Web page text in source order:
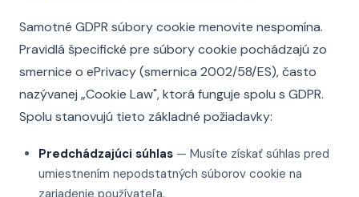
Samotné GDPR súbory cookie menovite nespomína.
Pravidlá špecifické pre súbory cookie pochádzajú zo
smernice o ePrivacy (smernica 2002/58/ES), často
nazývanej „Cookie Law", ktorá funguje spolu s GDPR.
Spolu stanovujú tieto základné požiadavky:
Predchádzajúci súhlas — Musíte získať súhlas pred
umiestnením nepodstatných súborov cookie na
zariadenie používateľa.